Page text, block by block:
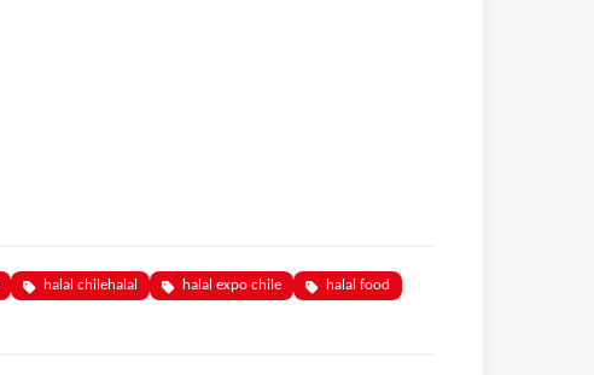
halal chilehalal halal expo chile
halal food